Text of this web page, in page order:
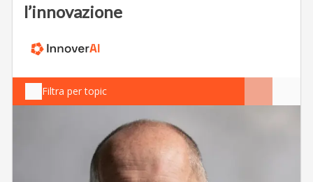
l’innovazione
Filtra per topic